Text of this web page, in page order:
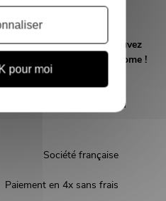
nos bons plans
à notre newsletter! Retrouvez
tendance déco MMHome !
Société française
Paiement en 4x sans frais
pour moi